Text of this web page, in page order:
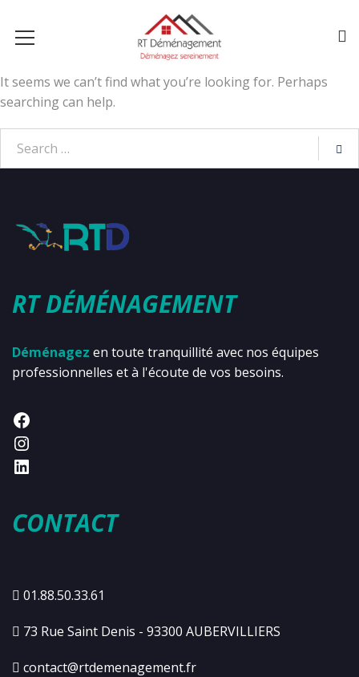
It seems we can’t find what you’re looking for. Perhaps
searching can help.
RT DÉMÉNAGEMENT
Déménagez en toute tranquillité avec nos équipes
professionnelles et à l'écoute de vos besoins.
CONTACT
01.88.50.33.61
73 Rue Saint Denis - 93300 AUBERVILLIERS
contact@rtdemenagement.fr